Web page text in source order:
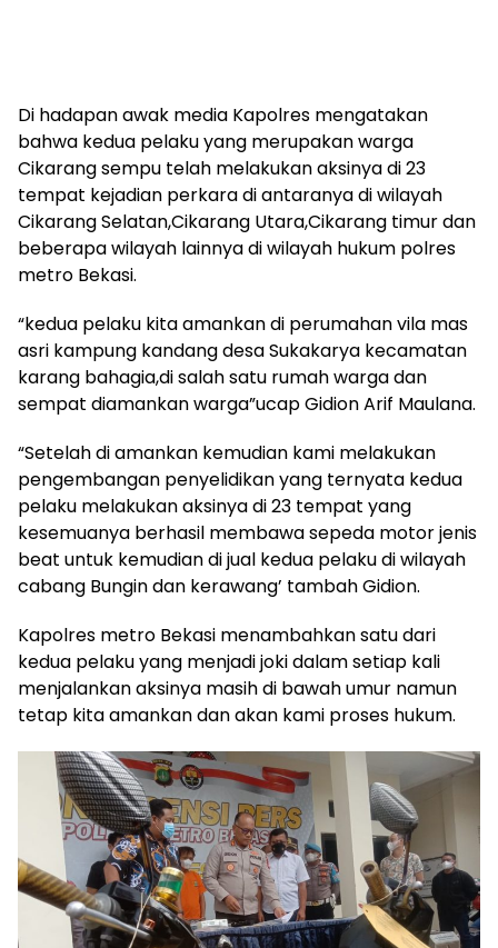
Di hadapan awak media Kapolres mengatakan
bahwa kedua pelaku yang merupakan warga
Cikarang sempu telah melakukan aksinya di 23
tempat kejadian perkara di antaranya di wilayah
Cikarang Selatan,Cikarang Utara,Cikarang timur dan
beberapa wilayah lainnya di wilayah hukum polres
metro Bekasi.
“kedua pelaku kita amankan di perumahan vila mas
asri kampung kandang desa Sukakarya kecamatan
karang bahagia,di salah satu rumah warga dan
sempat diamankan warga”ucap Gidion Arif Maulana.
“Setelah di amankan kemudian kami melakukan
pengembangan penyelidikan yang ternyata kedua
pelaku melakukan aksinya di 23 tempat yang
kesemuanya berhasil membawa sepeda motor jenis
beat untuk kemudian di jual kedua pelaku di wilayah
cabang Bungin dan kerawang’ tambah Gidion.
Kapolres metro Bekasi menambahkan satu dari
kedua pelaku yang menjadi joki dalam setiap kali
menjalankan aksinya masih di bawah umur namun
tetap kita amankan dan akan kami proses hukum.